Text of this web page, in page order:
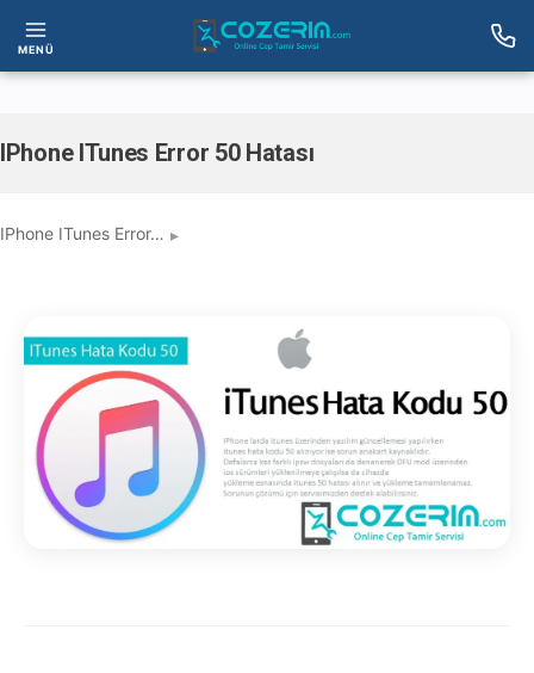
MENÜ
IPhone ITunes Error 50 Hatası
IPhone ITunes Error…